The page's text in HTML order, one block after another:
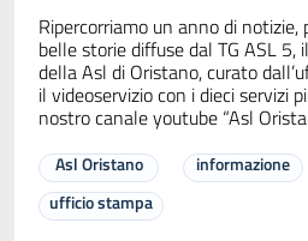
Ripercorriamo un anno di
belle storie diffuse dal TG ASL
della Asl di Oristano, curato
il videoservizio con i dieci servizi
nostro canale youtube “Asl
Asl Oristano informazione
ufficio stampa